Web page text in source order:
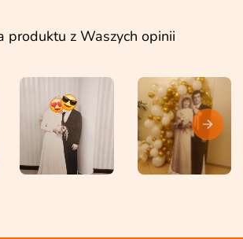
produktu z Waszych opinii